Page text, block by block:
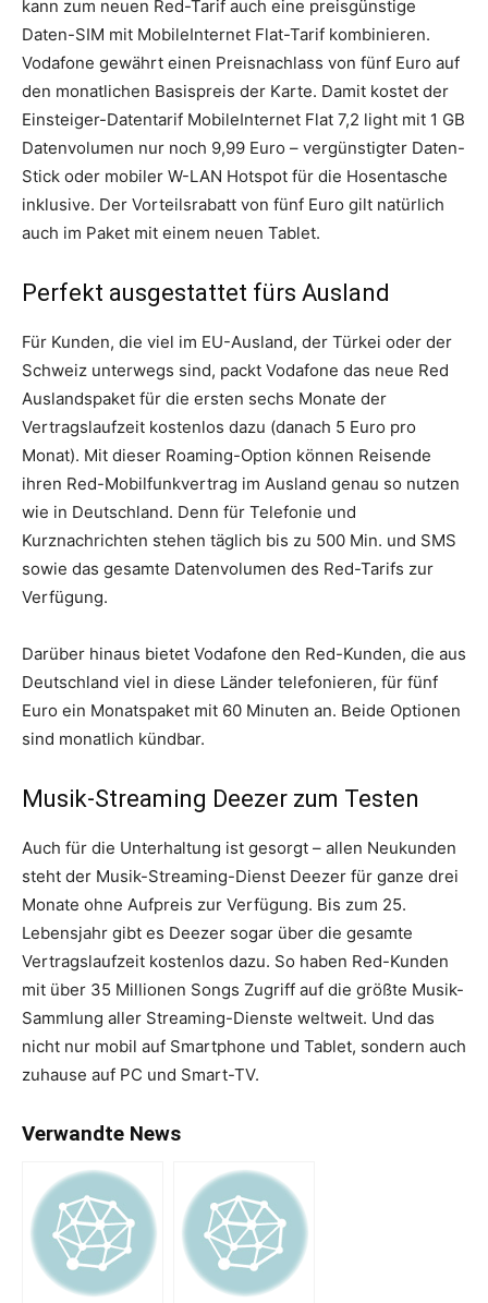
kann zum neuen Red-Tarif auch eine preisgünstige
Daten-SIM mit MobileInternet Flat-Tarif kombinieren.
Vodafone gewährt einen Preisnachlass von fünf Euro auf
den monatlichen Basispreis der Karte. Damit kostet der
Einsteiger-Datentarif MobileInternet Flat 7,2 light mit 1 GB
Datenvolumen nur noch 9,99 Euro – vergünstigter Daten-
Stick oder mobiler W-LAN Hotspot für die Hosentasche
inklusive. Der Vorteilsrabatt von fünf Euro gilt natürlich
auch im Paket mit einem neuen Tablet.
Perfekt ausgestattet fürs Ausland
Für Kunden, die viel im EU-Ausland, der Türkei oder der
Schweiz unterwegs sind, packt Vodafone das neue Red
Auslandspaket für die ersten sechs Monate der
Vertragslaufzeit kostenlos dazu (danach 5 Euro pro
Monat). Mit dieser Roaming-Option können Reisende
ihren Red-Mobilfunkvertrag im Ausland genau so nutzen
wie in Deutschland. Denn für Telefonie und
Kurznachrichten stehen täglich bis zu 500 Min. und SMS
sowie das gesamte Datenvolumen des Red-Tarifs zur
Verfügung.
Darüber hinaus bietet Vodafone den Red-Kunden, die aus
Deutschland viel in diese Länder telefonieren, für fünf
Euro ein Monatspaket mit 60 Minuten an. Beide Optionen
sind monatlich kündbar.
Musik-Streaming Deezer zum Testen
Auch für die Unterhaltung ist gesorgt – allen Neukunden
steht der Musik-Streaming-Dienst Deezer für ganze drei
Monate ohne Aufpreis zur Verfügung. Bis zum 25.
Lebensjahr gibt es Deezer sogar über die gesamte
Vertragslaufzeit kostenlos dazu. So haben Red-Kunden
mit über 35 Millionen Songs Zugriff auf die größte Musik-
Sammlung aller Streaming-Dienste weltweit. Und das
nicht nur mobil auf Smartphone und Tablet, sondern auch
zuhause auf PC und Smart-TV.
Verwandte News